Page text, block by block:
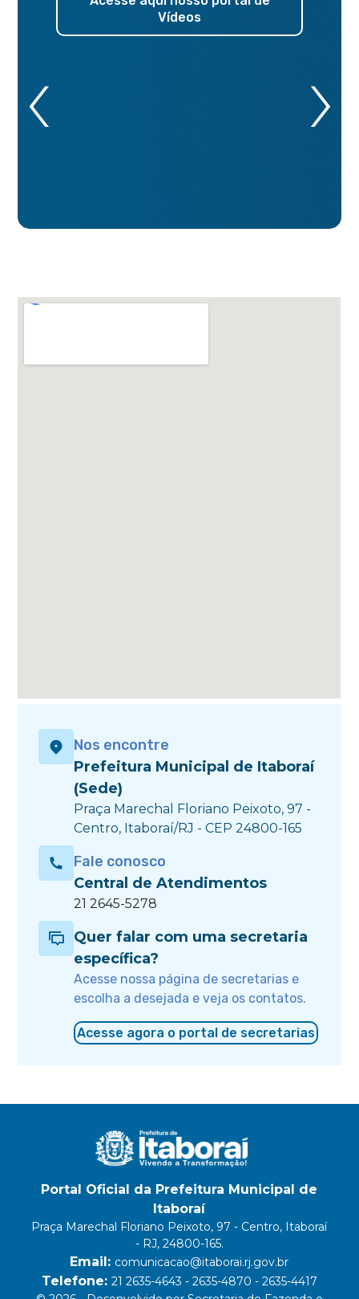
Vídeos
‹ ›
Nos encontre
Prefeitura Municipal de Itaboraí
(Sede)
Praça Marechal Floriano Peixoto, 97 -
Centro, Itaboraí/RJ - CEP 24800-165
Fale conosco
Central de Atendimentos
21 2645-5278
Quer falar com uma secretaria
específica?
Acesse nossa página de secretarias e
escolha a desejada e veja os contatos.
Acesse agora o portal de secretarias
Portal Oficial da Prefeitura Municipal de
Itaboraí
Praça Marechal Floriano Peixoto, 97 - Centro, Itaboraí
- RJ, 24800-165.
Email: comunicacao@itaborai.rj.gov.br
Telefone: 21 2635-4643 - 2635-4870 - 2635-4417